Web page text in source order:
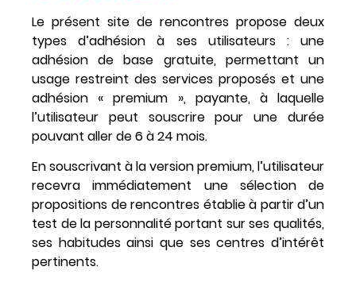
Le présent site de rencontres propose deux
types d’adhésion à ses utilisateurs : une
adhésion de base gratuite, permettant un
usage restreint des services proposés et une
adhésion « premium », payante, à laquelle
l’utilisateur peut souscrire pour une durée
pouvant aller de 6 à 24 mois.
En souscrivant à la version premium, l’utilisateur
recevra immédiatement une sélection de
propositions de rencontres établie à partir d’un
test de la personnalité portant sur ses qualités,
ses habitudes ainsi que ses centres d’intérêt
pertinents.